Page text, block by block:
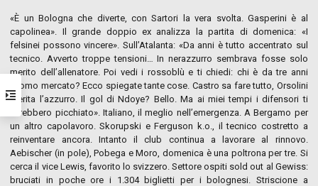
«È un Bologna che diverte, con Sartori la vera svolta. Gasperini è al
capolinea». Il grande doppio ex analizza la partita di domenica: «I
felsinei possono vincere». Sull’Atalanta: «Da anni è tutto accentrato sul
tecnico. Avverto troppe tensioni… In nerazzurro sembrava fosse solo
merito dell’allenatore. Poi vedi i rossoblù e ti chiedi: chi è da tre anni
l’uomo mercato? Ecco spiegate tante cose. Castro sa fare tutto, Orsolini
merita l’azzurro. Il gol di Ndoye? Bello. Ma ai miei tempi i difensori ti
avrebbero picchiato». Italiano, il meglio nell’emergenza. A Bergamo per
un altro capolavoro. Skorupski e Ferguson k.o., il tecnico costretto a
reinventare ancora. Intanto il club continua a lavorare al rinnovo.
Aebischer (in pole), Pobega e Moro, domenica è una poltrona per tre. Si
cerca il vice Lewis, favorito lo svizzero. Settore ospiti sold out al Gewiss:
bruciati in poche ore i 1.304 biglietti per i bolognesi. Striscione a